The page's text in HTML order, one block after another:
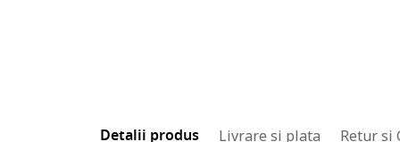
Detalii produs Livrare si plata Retur si